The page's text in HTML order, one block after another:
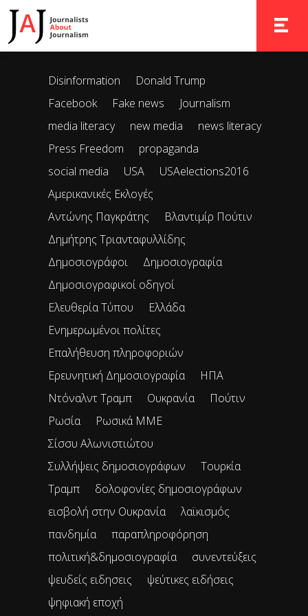
It seems we can’t find what you’re looking for. Perhaps
searching can help.
Disinformation
Donald Trump
Facebook
Fake news
Journalism
media literacy
new media
news literacy
Press Freedom
propaganda
social media
USA
USAelections2016
Αμερικανικές Εκλογές
Αντώνης Παγκράτης
Βλαντιμίρ Πούτιν
Δημήτρης Τριανταφυλλίδης
Δημοσιογράφοι
Δημοσιογραφία
Δημοσιογραφικοί οδηγοί
Ελευθερία Τύπου
Ελλάδα
Ενημερωμένοι πολίτες
Επαλήθευση πληροφοριών
Ερευνητική Δημοσιογραφία
ΗΠΑ
Ντόναλντ Τραμπ
Ουκρανία
Πούτιν
Ρωσία
Ρωσικά ΜΜΕ
Σίσσυ Αλωνιστιώτου
Συλλήψεις δημοσιογράφων
Τουρκία
Τραμπ
δολοφονίες δημοσιογράφων
εισβολή στην Ουκρανία
λαϊκισμός
πανδημία
παραπληροφόρηση
πολιτική&δημοσιογραφία
συνεντεύξεις
ψευδείς ειδησεις
ψεύτικες ειδήσεις
ψηφιακή εποχή